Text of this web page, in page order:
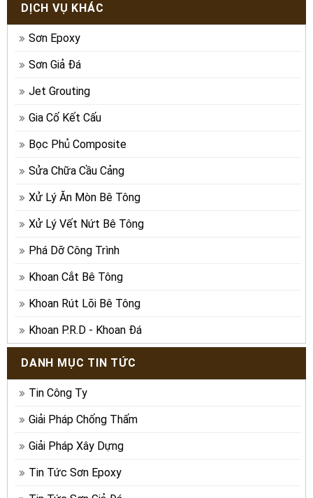
DỊCH VỤ KHÁC
Sơn Epoxy
Sơn Giả Đá
Jet Grouting
Gia Cố Kết Cấu
Bọc Phủ Composite
Sửa Chữa Cầu Cảng
Xử Lý Ăn Mòn Bê Tông
Xử Lý Vết Nứt Bê Tông
Phá Dỡ Công Trình
Khoan Cắt Bê Tông
Khoan Rút Lõi Bê Tông
Khoan P.R.D - Khoan Đá
DANH MỤC TIN TỨC
Tin Công Ty
Giải Pháp Chống Thấm
Giải Pháp Xây Dựng
Tin Tức Sơn Epoxy